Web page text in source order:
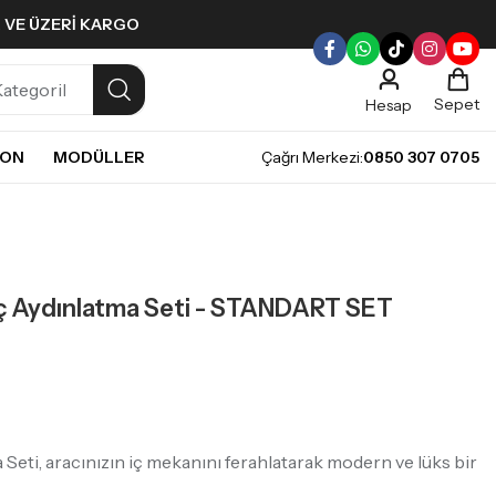
ÜZERI KARGO
Hesap
Sepet
MODÜLLER Çağrı Merkezi:0850 307 0705
Seti - STANDART SET
aracınızın iç mekanını ferahlatarak modern ve lüks bir